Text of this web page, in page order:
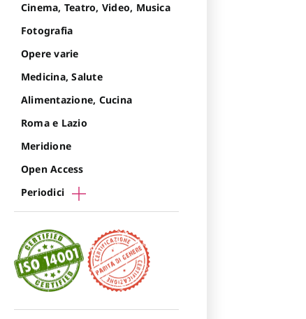
Cinema, Teatro, Video, Musica
Fotografia
Opere varie
Medicina, Salute
Alimentazione, Cucina
Roma e Lazio
Meridione
Open Access
Periodici